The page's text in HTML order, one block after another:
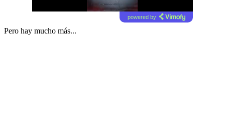
powered by
Pero hay mucho más...